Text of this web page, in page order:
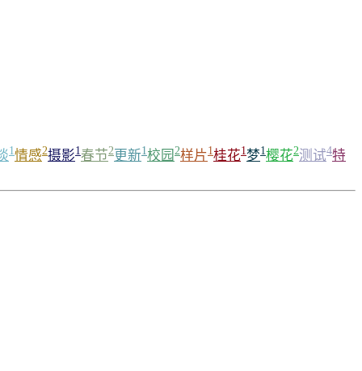
1情感2摄影1春节2更新1校园 2样片1桂花1梦1樱花2测试4特